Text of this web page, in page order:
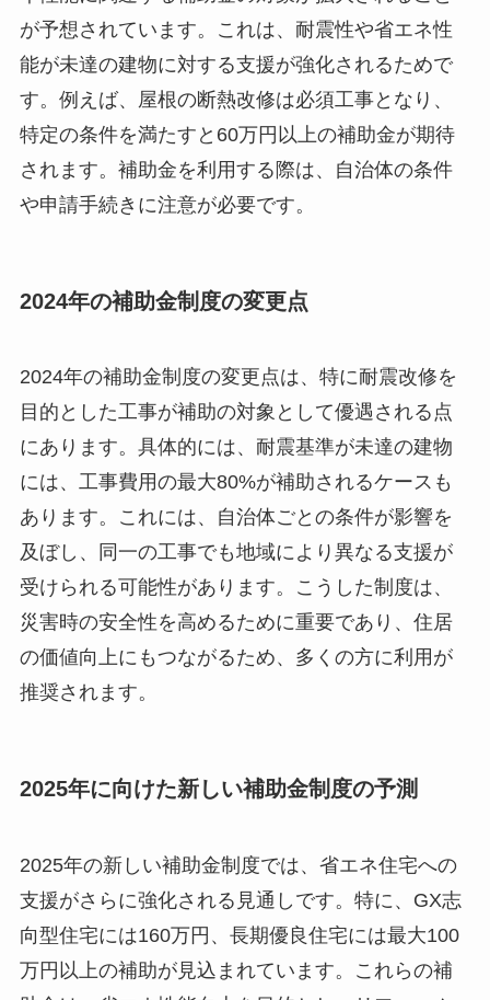
が予想されています。これは、耐震性や省エネ性
能が未達の建物に対する支援が強化されるためで
す。例えば、屋根の断熱改修は必須工事となり、
特定の条件を満たすと60万円以上の補助金が期待
されます。補助金を利用する際は、自治体の条件
や申請手続きに注意が必要です。
2024年の補助金制度の変更点
2024年の補助金制度の変更点は、特に耐震改修を
目的とした工事が補助の対象として優遇される点
にあります。具体的には、耐震基準が未達の建物
には、工事費用の最大80%が補助されるケースも
あります。これには、自治体ごとの条件が影響を
及ぼし、同一の工事でも地域により異なる支援が
受けられる可能性があります。こうした制度は、
災害時の安全性を高めるために重要であり、住居
の価値向上にもつながるため、多くの方に利用が
推奨されます。
2025年に向けた新しい補助金制度の予測
2025年の新しい補助金制度では、省エネ住宅への
支援がさらに強化される見通しです。特に、GX志
向型住宅には160万円、長期優良住宅には最大100
万円以上の補助が見込まれています。これらの補